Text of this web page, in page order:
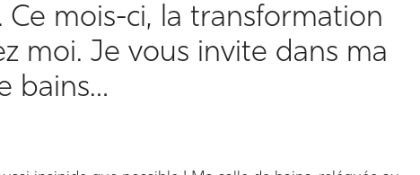
mois-ci, la transformation
moi. Je vous invite dans ma
bains…